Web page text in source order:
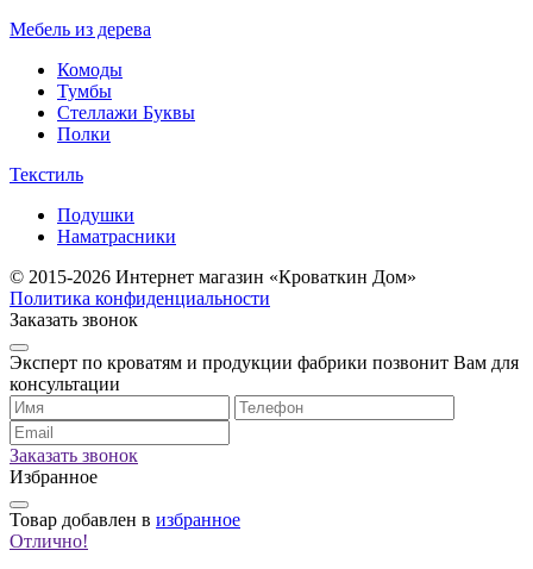
Мебель из дерева
Комоды
Тумбы
Стеллажи Буквы
Полки
Текстиль
Подушки
Наматрасники
© 2015-2026 Интернет магазин «Кроваткин Дом»
Политика конфиденциальности
Заказать звонок
Эксперт по кроватям и продукции фабрики позвонит Вам для
консультации
Заказать звонок
Избранное
Товар добавлен в избранное
Отлично!